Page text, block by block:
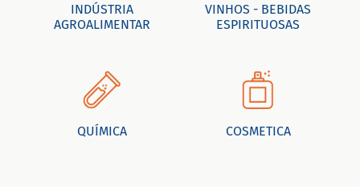
INDÚSTRIA
AGROALIMENTAR
VINHOS - BEBIDAS
ESPIRITUOSAS
QUÍMICA COSMETICA